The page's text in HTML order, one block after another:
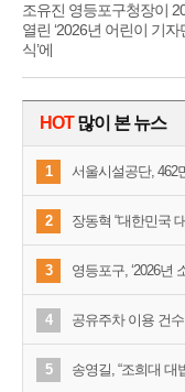
조유진 영등포구청장이
열린 ‘2026년 어린이 기자
식’에
HOT많이 본 뉴스
1 서울시설공단, 462
2 장동혁 “대한민국
3 영등포구, ‘2026년
4 공유주차 이용 건
5 송영길, “조희대 대